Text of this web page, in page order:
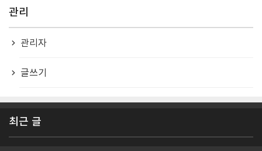
관리
관리자
글쓰기
최근 글